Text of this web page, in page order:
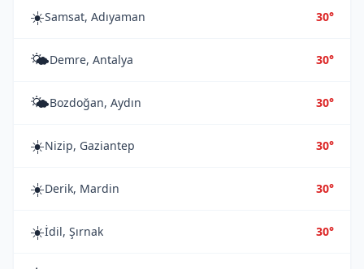
☀️Samsat, Adıyaman 30°
🌤️Demre, Antalya 30°
🌤️Bozdoğan, Aydın 30°
☀️Nizip, Gaziantep 30°
☀️Derik, Mardin 30°
☀️İdil, Şırnak 30°